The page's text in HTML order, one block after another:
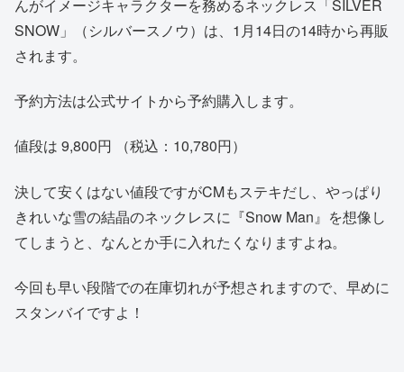
んがイメージキャラクターを務めるネックレス「SILVER
SNOW」（シルバースノウ）は、1月14日の14時から再販
されます。
予約方法は公式サイトから予約購入します。
値段は 9,800円 （税込：10,780円）
決して安くはない値段ですがCMもステキだし、やっぱり
きれいな雪の結晶のネックレスに『Snow Man』を想像し
てしまうと、なんとか手に入れたくなりますよね。
今回も早い段階での在庫切れが予想されますので、早めに
スタンバイですよ！